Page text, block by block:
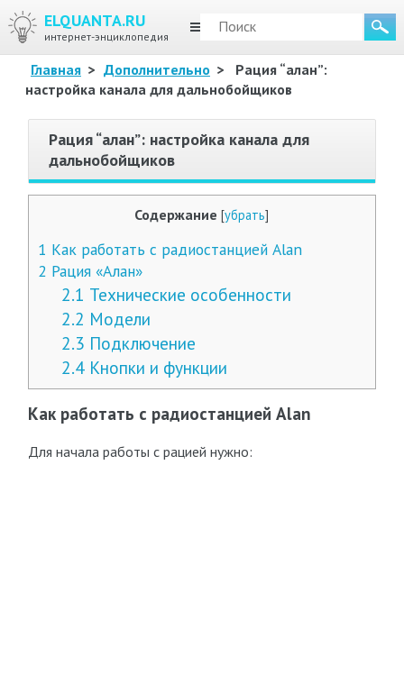
ELQUANTA.RU
интернет-энциклопедия
МЕНЮ
Главная > Дополнительно >
Рация “алан”:
настройка канала для дальнобойщиков
Рация “алан”: настройка канала для
дальнобойщиков
Содержание [убрать]
1 Как работать с радиостанцией Alan
2 Рация «Алан»
2.1 Технические особенности
2.2 Модели
2.3 Подключение
2.4 Кнопки и функции
Как работать с радиостанцией Alan
Для начала работы с рацией нужно: